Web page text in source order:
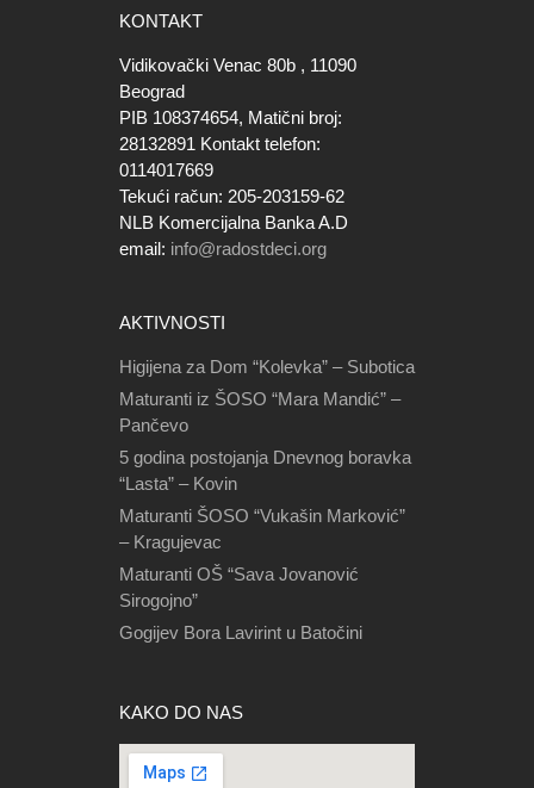
KONTAKT
Vidikovački Venac 80b , 11090
Beograd
PIB 108374654, Matični broj:
28132891 Kontakt telefon:
0114017669
Tekući račun: 205-203159-62
NLB Komercijalna Banka A.D
email: info@radostdeci.org
AKTIVNOSTI
Higijena za Dom “Kolevka” – Subotica
Maturanti iz ŠOSO “Mara Mandić” –
Pančevo
5 godina postojanja Dnevnog boravka
“Lasta” – Kovin
Maturanti ŠOSO “Vukašin Marković”
– Kragujevac
Maturanti OŠ “Sava Jovanović
Sirogojno”
Gogijev Bora Lavirint u Batočini
KAKO DO NAS